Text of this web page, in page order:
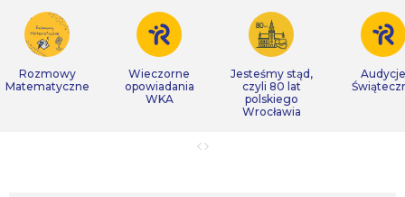
Rozmowy
Matematyczne
Wieczorne
opowiadania
WKA
Jesteśmy stąd,
czyli 80 lat
polskiego
Wrocławia
Audycje